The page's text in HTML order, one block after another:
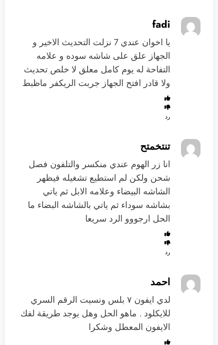
fadi
يا اخوان عندي 7 نزلت التحديث الاخير و
الجهاز علق على شاشه سوده و علامه
التفاحة له يوم كامل معلق لا خلص تحديث
ولا قادر افتح الجهاز جربت الريكفر ماظبط
رد
تنتخمتح
انا زر الهوم عندي منكسر والتلفون فصل
شحن ولكن لم استطيع تشغيله فيظهر
الشاشه البيضاء وعلامه الابل ثم ياتي
بشاشه سوداء ثم ياتي بالشاشه البضاء ما
الحل ارجووو الرد سريعا
رد
احمد
لدي ايفون ٧ بلس ونسيت الرقم السري
للايكلود . ماهو الحل وهل يوجد طريقة لفك
الايفون المعطل وشكرا